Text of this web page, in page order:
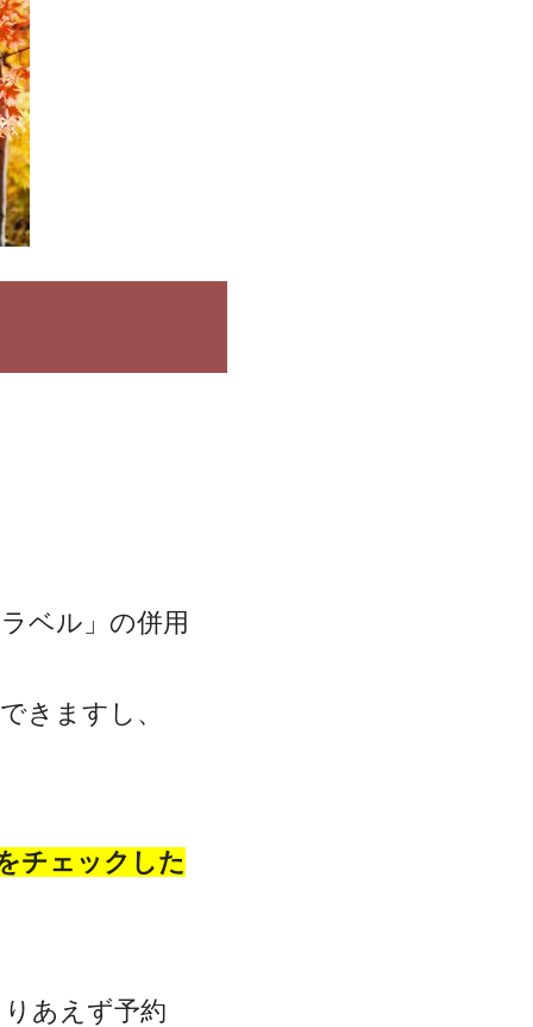
ベル」の併用
きますし、
チェックした
あえず予約